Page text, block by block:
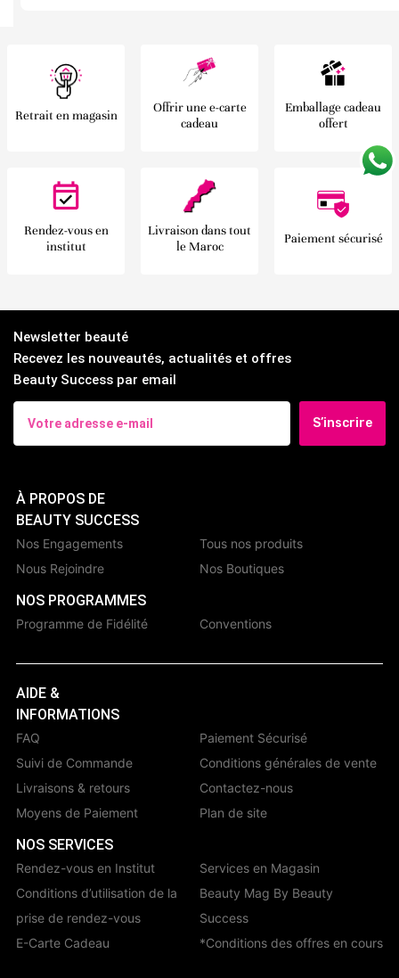
Retrait en magasin
Offrir une e-carte
cadeau
Emballage cadeau
offert
Rendez-vous en
institut
Livraison dans tout
le Maroc
Paiement sécurisé
Newsletter beauté
Recevez les nouveautés, actualités et offres
Beauty Success par email
S’inscrire
À PROPOS DE
BEAUTY SUCCESS
Nos Engagements
Nous Rejoindre
Tous nos produits
Nos Boutiques
NOS PROGRAMMES
Programme de Fidélité Conventions
AIDE &
INFORMATIONS
FAQ
Suivi de Commande
Livraisons & retours
Moyens de Paiement
Paiement Sécurisé
Conditions générales de vente
Contactez-nous
Plan de site
NOS SERVICES
Rendez-vous en Institut
Conditions d’utilisation de la
prise de rendez-vous
E-Carte Cadeau
Services en Magasin
Beauty Mag By Beauty
Success
*Conditions des offres en cours